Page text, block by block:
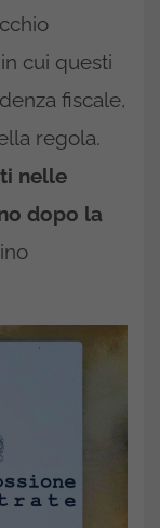
cui questi
fiscale,
regola.
nelle
dopo la